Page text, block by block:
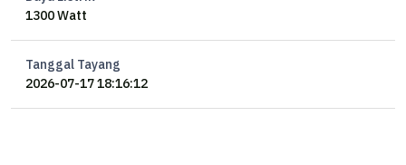
1300 Watt
Tanggal Tayang
2026-07-17 18:16:12